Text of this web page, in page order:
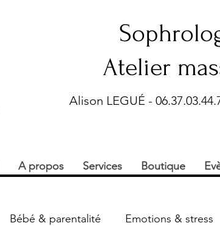
Atelier
Alison LEGUÉ -
A propos Services Boutique
Bébé & parentalité Emotions & stress